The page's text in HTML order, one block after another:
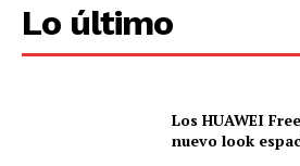
Lo último
Los HUAWEI
nuevo look